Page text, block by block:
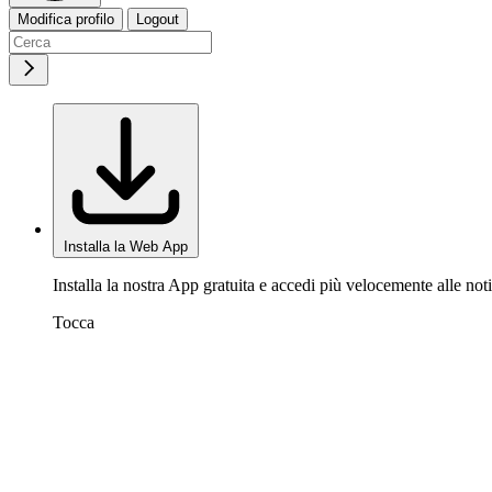
Modifica profilo Logout
Installa la Web App
Installa la nostra App gratuita e accedi più velocemente alle
Tocca